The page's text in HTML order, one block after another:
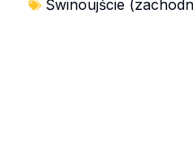
Świnoujście